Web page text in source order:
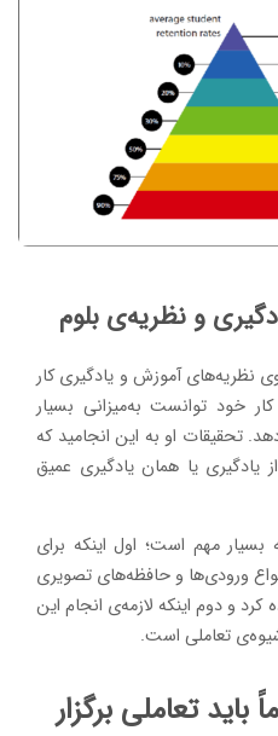
و نظریه‌ی بلوم
نظریه‌های آموزش و یادگیری کار
خود توانست به‌میزانی بسیار
تحقیقات او به این انجامید که
یا همان یادگیری عمیق
بسیار مهم است؛ اول اینکه برای
ورودی‌ها و حافظه‌های تصویری
و دوم اینکه لازمه‌ی انجام این
تعاملی است.
باید تعاملی برگزار